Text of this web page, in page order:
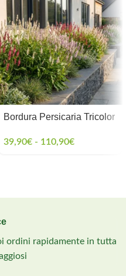
Bordura Persicaria Tricolor
39,90€ - 110,90€
ordini rapidamente in tutta